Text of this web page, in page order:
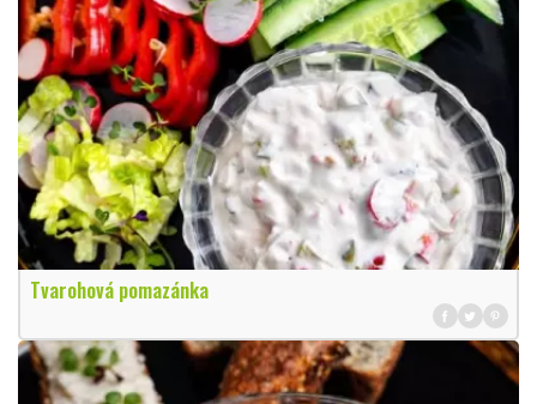
Tvarohová pomazánka